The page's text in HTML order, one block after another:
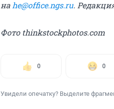
на he@office.ngs.ru.
Фото thinkstockphotos.com
0 0
Увидели опечатку? Выделите